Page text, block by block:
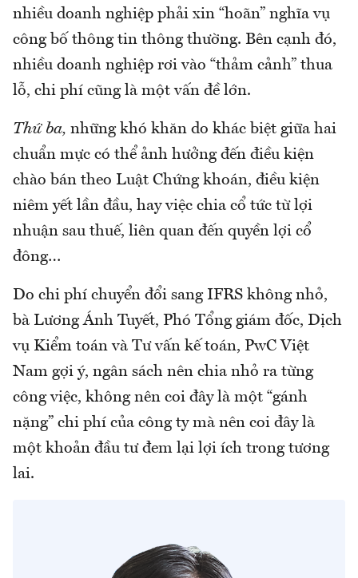
nhiều doanh nghiệp phải xin “hoãn” nghĩa vụ
công bố thông tin thông thường. Bên cạnh đó,
nhiều doanh nghiệp rơi vào “thảm cảnh” thua
lỗ, chi phí cũng là một vấn đề lớn.
Thứ ba, những khó khăn do khác biệt giữa hai
chuẩn mực có thể ảnh hưởng đến điều kiện
chào bán theo Luật Chứng khoán, điều kiện
niêm yết lần đầu, hay việc chia cổ tức từ lợi
nhuận sau thuế, liên quan đến quyền lợi cổ
đông…
Do chi phí chuyển đổi sang IFRS không nhỏ,
bà Lương Ánh Tuyết, Phó Tổng giám đốc, Dịch
vụ Kiểm toán và Tư vấn kế toán, PwC Việt
Nam gợi ý, ngân sách nên chia nhỏ ra từng
công việc, không nên coi đây là một “gánh
nặng” chi phí của công ty mà nên coi đây là
một khoản đầu tư đem lại lợi ích trong tương
lai.